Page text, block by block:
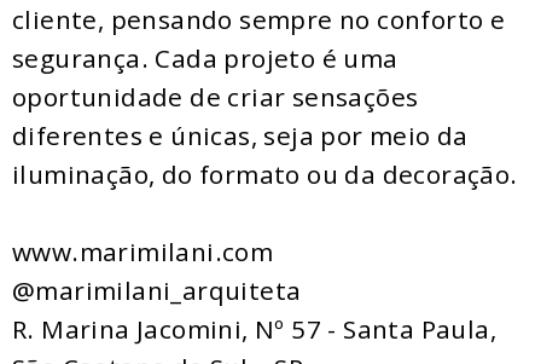
cliente, pensando sempre no conforto e
segurança. Cada projeto é uma
oportunidade de criar sensações
diferentes e únicas, seja por meio da
iluminação, do formato ou da decoração.
www.marimilani.com
@marimilani_arquiteta
R. Marina Jacomini, Nº 57 - Santa Paula,